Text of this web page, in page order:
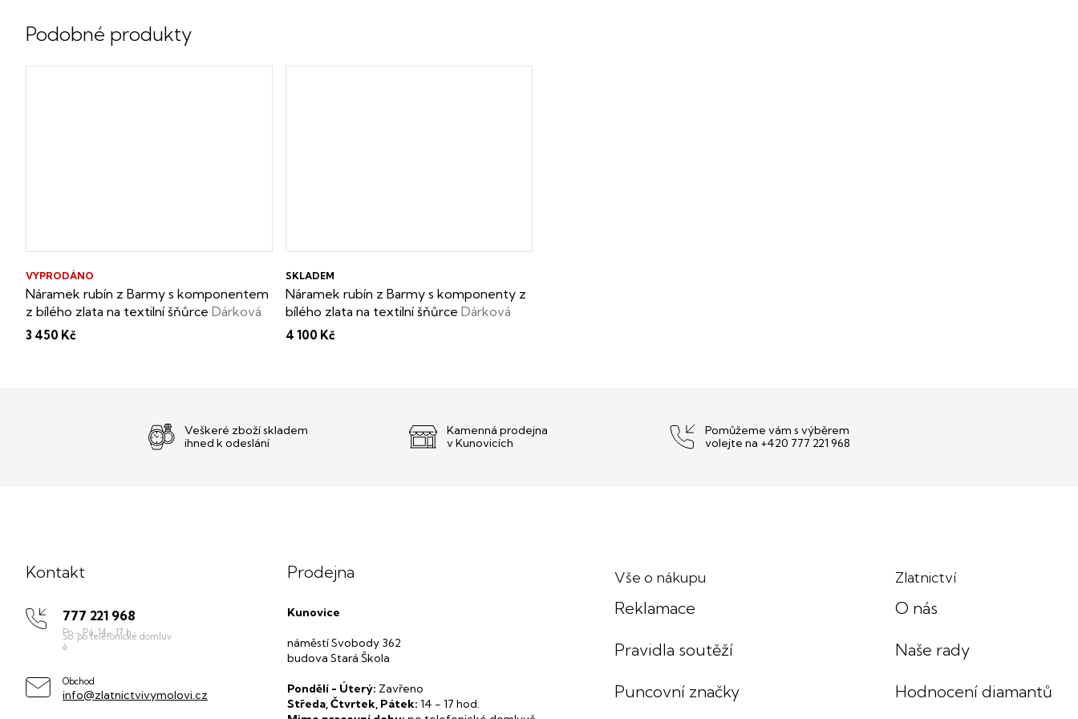
Náramek rubín z Barmy s komponentem
z bílého zlata na textilní šňůrce Dárková
krabička i certifikát o pravosti drahokamu
VYPRODÁNO
3 450 Kč
Náramek rubín z Barmy s komponenty z
bílého zlata na textilní šňůrce Dárková
krabička i certifikát o pravosti drahokamu
SKLADEM
4 100 Kč
Veškeré zboží skladem
ihned k odeslání
Kamenná prodejna
v Kunovicích
Pomůžeme vám s výběrem
volejte na +420 777 221 968
Kontakt
777 221 968
Obchod
info@zlatnictvivymolovi.cz
Prodejna
Kunovice
náměstí Svobody 362
budova Stará Škola
Pondělí - Úterý: Zavřeno
Středa, Čtvrtek, Pátek: 14 - 17 hod.
Vše o nákupu
Reklamace
Pravidla soutěží
Puncovní značky
Zlatnictví
O nás
Naše rady
Hodnocení diamantů